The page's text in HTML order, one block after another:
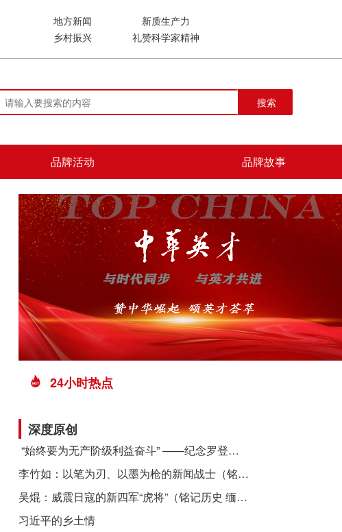
地方新闻
新质生产力
乡村振兴 礼赞科学家精神
搜索
品牌活动 品牌故事
24小时热点
深度原创
​ “始终要为无产阶级利益奋斗” ——纪念罗登贤同志诞辰120周年
李竹如：以笔为刃、以墨为枪的新闻战士（铭记历史 缅怀先烈·抗日英雄）
吴焜：威震日寇的新四军“虎将”（铭记历史 缅怀先烈·抗日英雄）
习近平的乡土情